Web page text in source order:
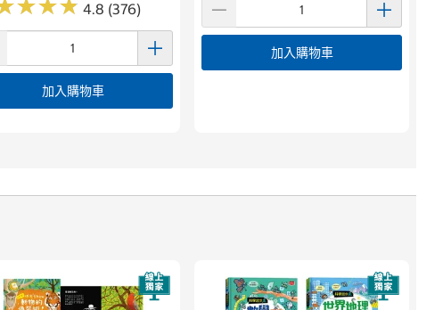
★★★
★★★ 4.8 (376)
加入購物車
加入購物車